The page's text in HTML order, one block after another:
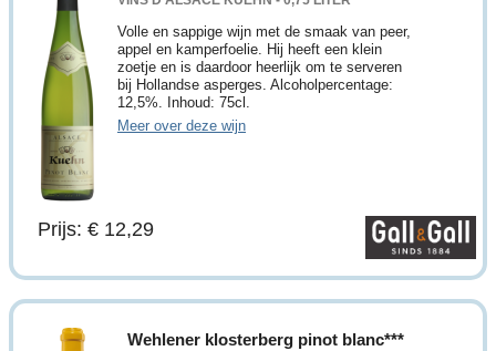
Volle en sappige wijn met de smaak van peer,
appel en kamperfoelie. Hij heeft een klein
zoetje en is daardoor heerlijk om te serveren
bij Hollandse asperges. Alcoholpercentage:
12,5%. Inhoud: 75cl.
Meer over deze wijn
Prijs: € 12,29
Wehlener klosterberg pinot blanc***